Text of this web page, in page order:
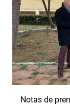
Notas de